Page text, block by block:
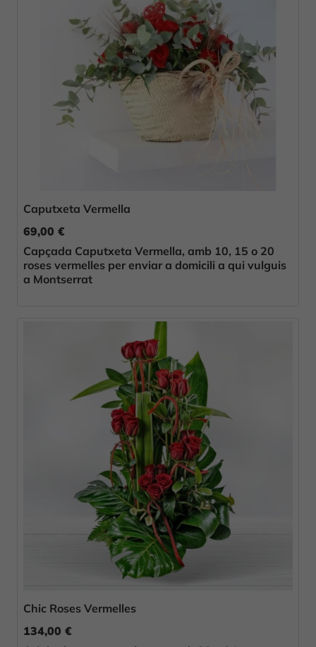
Caputxeta Vermella
69,00 €
Capçada Caputxeta Vermella, amb 10, 15 o 20
roses vermelles per enviar a domicili a qui vulguis
a Montserrat
Chic Roses Vermelles
134,00 €